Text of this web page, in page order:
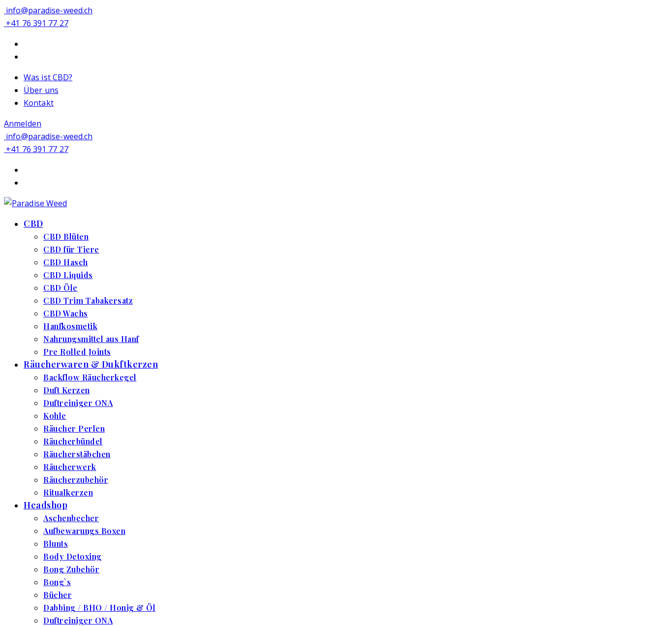
info@paradise-weed.ch
+41 76 391 77 27
Was ist CBD?
Über uns
Kontakt
Anmelden
info@paradise-weed.ch
+41 76 391 77 27
CBD
CBD Blüten
CBD für Tiere
CBD Hasch
CBD Liquids
CBD Öle
CBD Trim Tabakersatz
CBD Wachs
Hanfkosmetik
Nahrungsmittel aus Hanf
Pre Rolled Joints
Räucherwaren & Dukftkerzen
Backflow Räucherkegel
Duft Kerzen
Duftreiniger ONA
Kohle
Räucher Perlen
Räucherbündel
Räucherstäbchen
Räucherwerk
Räucherzubehör
Ritualkerzen
Headshop
Aschenbecher
Aufbewarungs Boxen
Blunts
Body Detoxing
Bong Zubehör
Bong`s
Bücher
Dabbing / BHO / Honig & Öl
Duftreiniger ONA